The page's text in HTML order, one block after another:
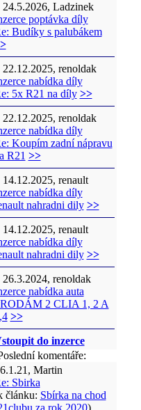
24.5.2026, Ladzinek
poptávka díly
Budíky s palubákem
22.12.2025, renoldak
nabídka díly
5x R21 na díly >>
22.12.2025, renoldak
nabídka díly
Koupím zadní nápravu
R21 >>
14.12.2025, renault
nabídka díly
nahradni dily >>
14.12.2025, renault
nabídka díly
nahradni dily >>
26.3.2024, renoldak
nabídka auta
2 CLIA 1, 2 A
>>
do inzerce
komentáře:
6.1.21, Martin
Sbirka
článku: Sbírka na chod
za rok 2020)